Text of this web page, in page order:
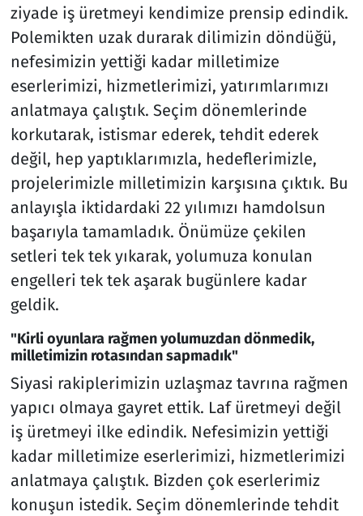
ziyade iş üretmeyi kendimize prensip edindik.
Polemikten uzak durarak dilimizin döndüğü,
nefesimizin yettiği kadar milletimize
eserlerimizi, hizmetlerimizi, yatırımlarımızı
anlatmaya çalıştık. Seçim dönemlerinde
korkutarak, istismar ederek, tehdit ederek
değil, hep yaptıklarımızla, hedeflerimizle,
projelerimizle milletimizin karşısına çıktık. Bu
anlayışla iktidardaki 22 yılımızı hamdolsun
başarıyla tamamladık. Önümüze çekilen
setleri tek tek yıkarak, yolumuza konulan
engelleri tek tek aşarak bugünlere kadar
geldik.
"Kirli oyunlara rağmen yolumuzdan dönmedik,
milletimizin rotasından sapmadık"
Siyasi rakiplerimizin uzlaşmaz tavrına rağmen
yapıcı olmaya gayret ettik. Laf üretmeyi değil
iş üretmeyi ilke edindik. Nefesimizin yettiği
kadar milletimize eserlerimizi, hizmetlerimizi
anlatmaya çalıştık. Bizden çok eserlerimiz
konuşun istedik. Seçim dönemlerinde tehdit